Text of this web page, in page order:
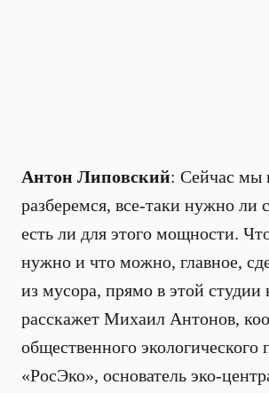
Антон Липовский: Сейчас мы
разберемся, все-таки нужно ли
есть ли для этого мощности.
нужно и что можно, главное,
из мусора, прямо в этой студии
расскажет Михаил Антонов,
общественного экологического
«РосЭко», основатель эко-